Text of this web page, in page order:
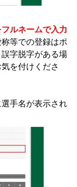
ルネームで入力
等での登録はポ
字脱字がある場
を付けくださ
手名が表示され